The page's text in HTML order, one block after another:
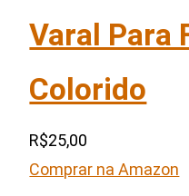
Varal Para
Colorido
R$25,00
Comprar na Amazon